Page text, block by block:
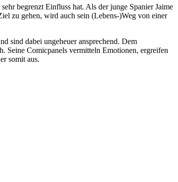
begrenzt Einfluss hat. Als der junge Spanier Jaime
zu gehen, wird auch sein (Lebens-)Weg von einer
sind dabei ungeheuer ansprechend. Dem
Seine Comicpanels vermitteln Emotionen, ergreifen
somit aus.